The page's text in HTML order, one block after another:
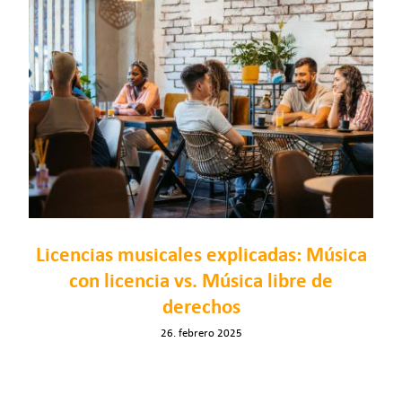
Licencias musicales explicadas: Música
con licencia vs. Música libre de
derechos
26. febrero 2025